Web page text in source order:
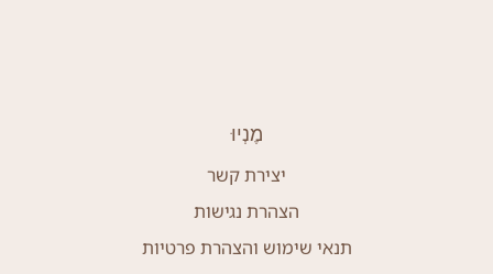
מֶנְיוּ
יצירת קשר
הצהרת נגישות
תנאי שימוש והצהרת פרטיות